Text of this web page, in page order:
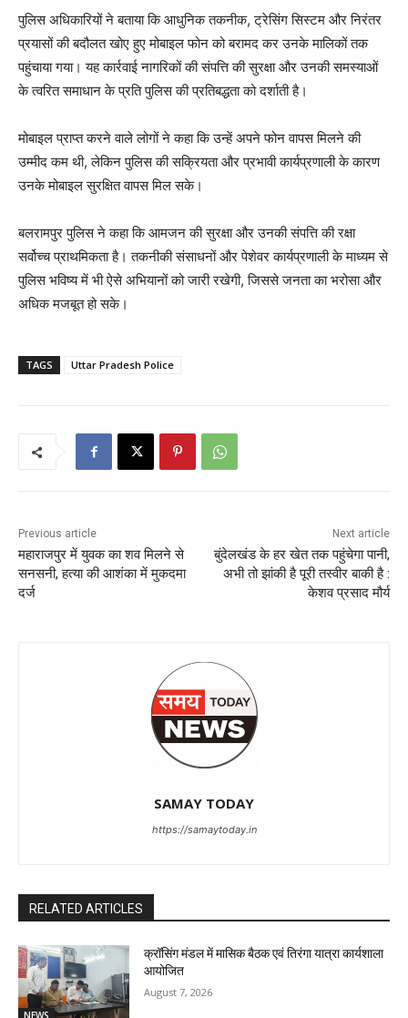
पुलिस अधिकारियों ने बताया कि आधुनिक तकनीक, ट्रेसिंग सिस्टम और निरंतर
प्रयासों की बदौलत खोए हुए मोबाइल फोन को बरामद कर उनके मालिकों तक
पहुंचाया गया। यह कार्रवाई नागरिकों की संपत्ति की सुरक्षा और उनकी समस्याओं
के त्वरित समाधान के प्रति पुलिस की प्रतिबद्धता को दर्शाती है।
मोबाइल प्राप्त करने वाले लोगों ने कहा कि उन्हें अपने फोन वापस मिलने की
उम्मीद कम थी, लेकिन पुलिस की सक्रियता और प्रभावी कार्यप्रणाली के कारण
उनके मोबाइल सुरक्षित वापस मिल सके।
बलरामपुर पुलिस ने कहा कि आमजन की सुरक्षा और उनकी संपत्ति की रक्षा
सर्वोच्च प्राथमिकता है। तकनीकी संसाधनों और पेशेवर कार्यप्रणाली के माध्यम से
पुलिस भविष्य में भी ऐसे अभियानों को जारी रखेगी, जिससे जनता का भरोसा और
अधिक मजबूत हो सके।
TAGS Uttar Pradesh Police
Previous article
महाराजपुर में युवक का शव मिलने से
सनसनी, हत्या की आशंका में मुकदमा
दर्ज
Next article
बुंदेलखंड के हर खेत तक पहुंचेगा पानी,
अभी तो झांकी है पूरी तस्वीर बाकी है :
केशव प्रसाद मौर्य
SAMAY TODAY
https://samaytoday.in
RELATED ARTICLES
NEWS
क्रॉसिंग मंडल में मासिक बैठक एवं तिरंगा यात्रा कार्यशाला
आयोजित
August 7, 2026